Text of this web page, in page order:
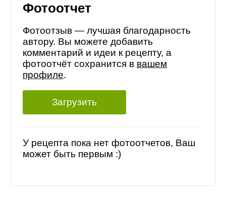
Фотоотчет
Фотоотзыв — лучшая благодарность
автору. Вы можете добавить
комментарий и идеи к рецепту, а
фотоотчёт сохранится в вашем
профиле.
Загрузить
У рецепта пока нет фотоотчетов, Ваш
может быть первым :)